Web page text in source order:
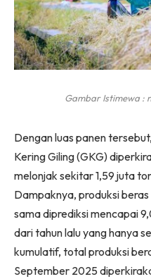
Gambar Istimewa :
Dengan luas panen
Kering Giling (GKG)
melonjak sekitar 1,59 juta
Dampaknya, produksi
sama diprediksi mencapai
dari tahun lalu yang hanya
kumulatif, total produksi
September 2025